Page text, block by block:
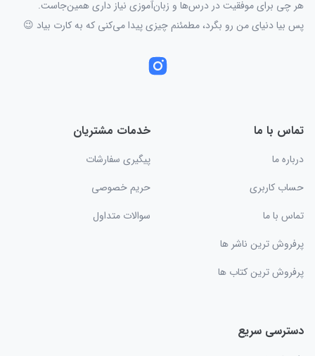
هر چی برای موفقیت در درس‌ها و زبان‌آموزی نیاز داری همین‌جاست.
پس بیا دنیای من رو بگرد، مطمئنم چیزی پیدا می‌کنی که به کارت بیاد 😉
تماس با ما
درباره ما
حساب کاربری
تماس با ما
پرفروش ترین ناشر ها
پرفروش ترین کتاب ها
خدمات مشتریان
پیگیری سفارشات
حریم خصوصی
سوالات متداول
دسترسی سریع